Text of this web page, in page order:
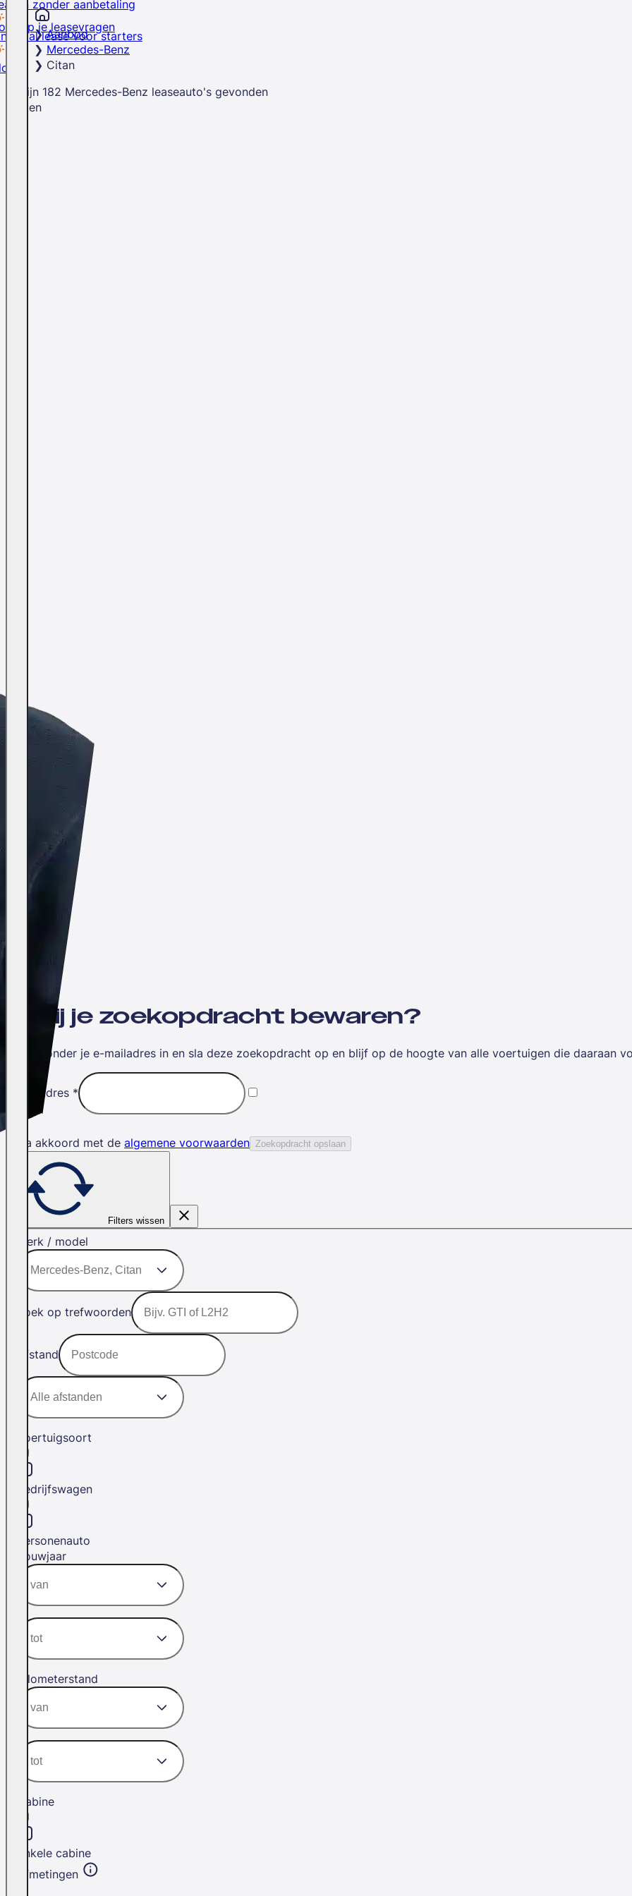
op je leasevragen
zonder aanbetaling
lease voor starters
Aanbod
Mercedes-Benz
Citan
Er zijn 182 Mercedes-Benz leaseauto's gevonden
Sluiten
Wil jij je zoekopdracht bewaren?
Vul hieronder je e-mailadres in en sla deze zoekopdracht op en blijf op de hoogte van alle voertuigen die daaraan
E-mailadres *
Ik ga akkoord met de algemene voorwaarden Zoekopdracht opslaan
Filters wissen
Merk / model
Zoek op trefwoorden
Afstand
Voertuigsoort
Bedrijfswagen
Personenauto
Bouwjaar
Kilometerstand
Cabine
Enkele cabine
Afmetingen